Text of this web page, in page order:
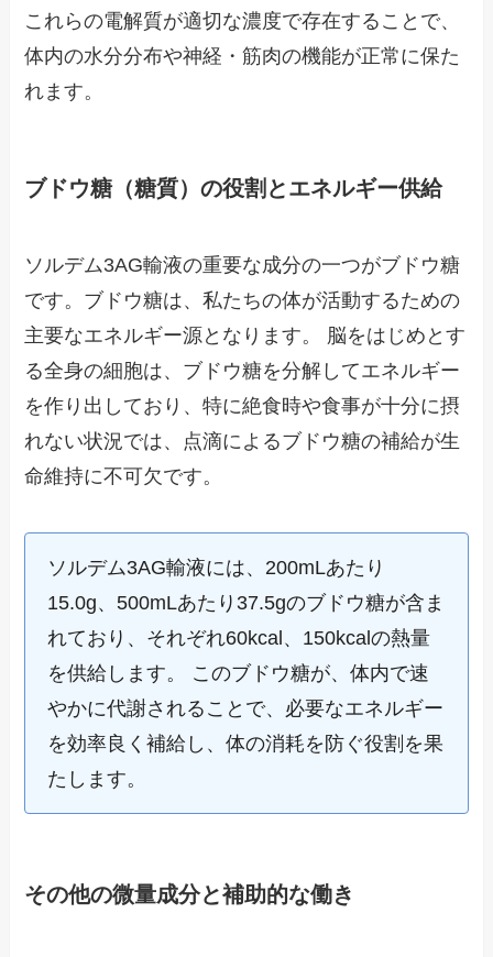
これらの電解質が適切な濃度で存在することで、
体内の水分分布や神経・筋肉の機能が正常に保た
れます。
ブドウ糖（糖質）の役割とエネルギー供給
ソルデム3AG輸液の重要な成分の一つがブドウ糖
です。ブドウ糖は、私たちの体が活動するための
主要なエネルギー源となります。 脳をはじめとす
る全身の細胞は、ブドウ糖を分解してエネルギー
を作り出しており、特に絶食時や食事が十分に摂
れない状況では、点滴によるブドウ糖の補給が生
命維持に不可欠です。
ソルデム3AG輸液には、200mLあたり
15.0g、500mLあたり37.5gのブドウ糖が含ま
れており、それぞれ60kcal、150kcalの熱量
を供給します。 このブドウ糖が、体内で速
やかに代謝されることで、必要なエネルギー
を効率良く補給し、体の消耗を防ぐ役割を果
たします。
その他の微量成分と補助的な働き